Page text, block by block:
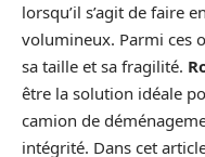
lorsqu’il s’agit de faire
volumineux. Parmi ces
sa taille et sa fragilité.
être la solution idéale
camion de
intégrité. Dans cet